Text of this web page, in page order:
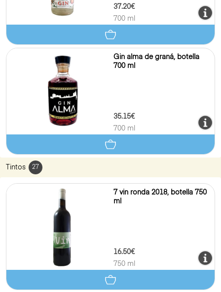
37.20€
700 ml
Gin alma de graná, botella
700 ml
35.15€
700 ml
Tintos 27
7 vin ronda 2018, botella 750
ml
16.50€
750 ml